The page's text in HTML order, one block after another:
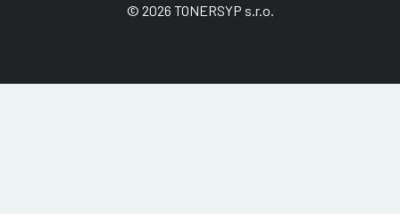
© 2026 TONERSYP s.r.o.